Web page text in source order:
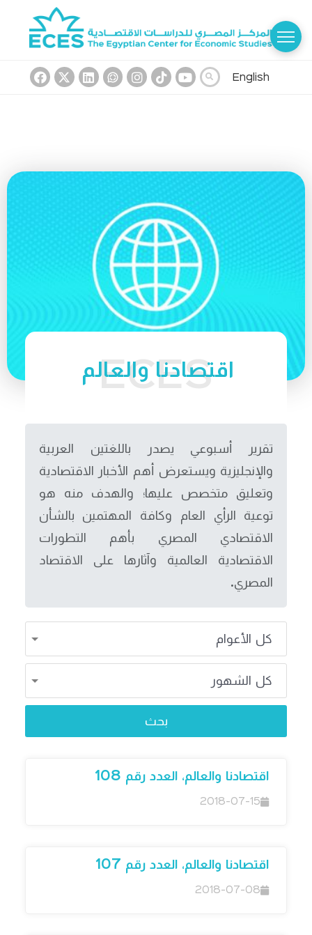
English
اقتصادنا والعالم
تقرير أسبوعي يصدر باللغتين العربية
والإنجليزية ويستعرض أهم الأخبار الاقتصادية
وتعليق متخصص عليها؛ والهدف منه هو
توعية الرأي العام وكافة المهتمين بالشأن
الاقتصادي المصري بأهم التطورات
الاقتصادية العالمية وآثارها على الاقتصاد
المصري.
اقتصادنا والعالم، العدد رقم 108
2018-07-15
اقتصادنا والعالم، العدد رقم 107
2018-07-08